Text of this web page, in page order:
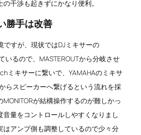
干渉も起きずにかなり便利。
勝手は改善
ですが、現状ではDJミキサーの
いるので、MASTEROUTから分岐させ
ミキサーに繋いで、YAMAHAのミキサ
らスピーカーへ繋げるという流れを採
MONITORが結構操作するのが難しかっ
音量をコントロールしやすくなりまし
はアンプ側も調整しているので少々分